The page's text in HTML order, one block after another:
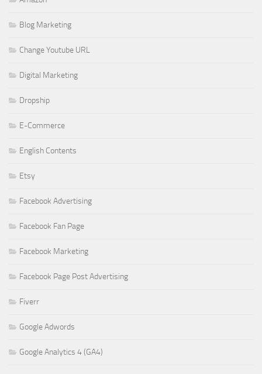
Blog Marketing
Change Youtube URL
Digital Marketing
Dropship
E-Commerce
English Contents
Etsy
Facebook Advertising
Facebook Fan Page
Facebook Marketing
Facebook Page Post Advertising
Fiverr
Google Adwords
Google Analytics 4 (GA4)